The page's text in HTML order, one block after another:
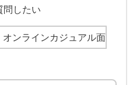
問したい
オンラインカジュアル面